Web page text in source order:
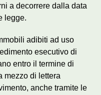
a decorrere dalla data
legge.
adibiti ad uso
esecutivo di
entro il termine di
mezzo di lettera
anche tramite le